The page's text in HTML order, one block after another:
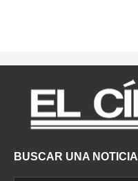
BUSCAR UNA NOTICIA